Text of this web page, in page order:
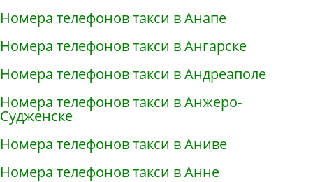
Номера телефонов такси в Анапе
Номера телефонов такси в Ангарске
Номера телефонов такси в Андреаполе
Номера телефонов такси в Анжеро-
Судженске
Номера телефонов такси в Аниве
Номера телефонов такси в Анне